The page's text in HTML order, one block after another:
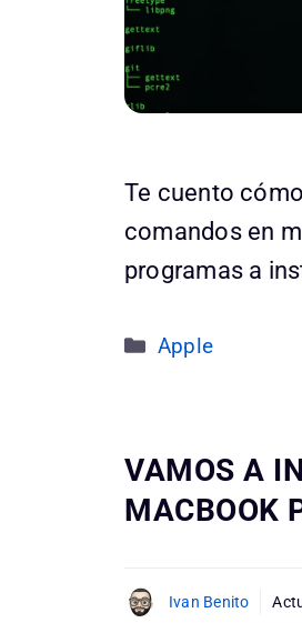
Te cuento
comandos en
programas a
Categorías
Apple
VAMOS A
MACBOOK
Ivan Benito